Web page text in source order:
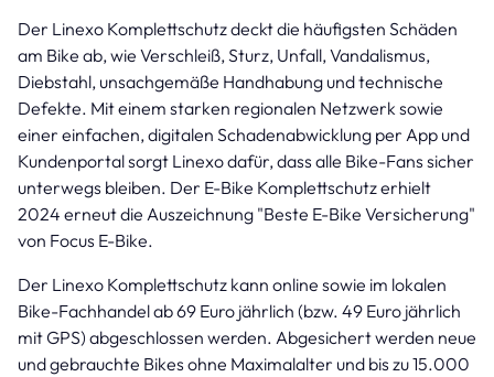
Der Linexo Komplettschutz deckt die häufigsten Schäden
am Bike ab, wie Verschleiß, Sturz, Unfall, Vandalismus,
Diebstahl, unsachgemäße Handhabung und technische
Defekte. Mit einem starken regionalen Netzwerk sowie
einer einfachen, digitalen Schadenabwicklung per App und
Kundenportal sorgt Linexo dafür, dass alle Bike-Fans sicher
unterwegs bleiben. Der E-Bike Komplettschutz erhielt
2024 erneut die Auszeichnung "Beste E-Bike Versicherung"
von Focus E-Bike.
Der Linexo Komplettschutz kann online sowie im lokalen
Bike-Fachhandel ab 69 Euro jährlich (bzw. 49 Euro jährlich
mit GPS) abgeschlossen werden. Abgesichert werden neue
und gebrauchte Bikes ohne Maximalalter und bis zu 15.000